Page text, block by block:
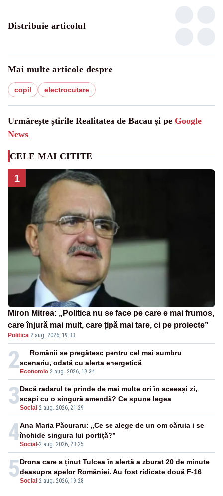
Distribuie articolul
Mai multe articole despre
copil electrocutare
Urmărește știrile Realitatea de Bacau și pe Google
News
CELE MAI CITITE
1
Miron Mitrea: „Politica nu se face pe care e mai frumos,
care înjură mai mult, care țipă mai tare, ci pe proiecte”
Politica·2 aug. 2026, 19:33
2 Economie-2 aug. 2026, 19:34
Românii se pregătesc pentru cel mai sumbru
scenariu, odată cu alerta energetică
3Social -2 aug. 2026, 21:29
Dacă radarul te prinde de mai multe ori în aceeași zi,
scapi cu o singură amendă? Ce spune legea
4Social -2 aug. 2026, 23:25
Ana Maria Păcuraru: „Ce se alege de un om căruia i se
închide singura lui portiță?”
5Social -2 aug. 2026, 19:28
Drona care a ținut Tulcea în alertă a zburat 20 de minute
deasupra apelor României. Au fost ridicate două F-16